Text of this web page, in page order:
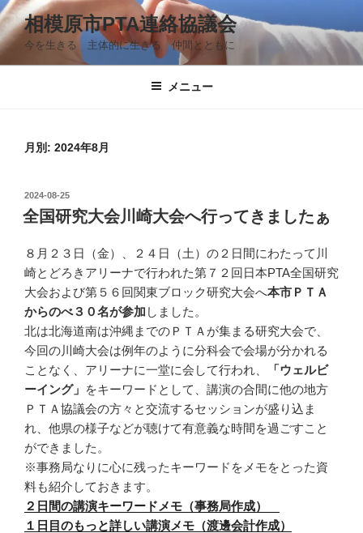
コ
ン
テ
ン
相模原市PTA連絡協議会
今を生きる 主体的に生きる 仲間とともに
メニュー
月別: 2024年8月
投
稿
日:
2024-08-25
全国研究大会川崎大会へ行ってきましたぁ
８月２３日（金）、２４日（土）の２日間にわたって川
崎とどろきアリーナで行われた第７２回日本PTA全国研究
大会および第５６回関東ブロック研究大会へ本市ＰＴＡ
からのべ３０名が参加 しました。
北は北海道南は沖縄までのＰＴＡが集まる研究大会で、
今回の川崎大会は例年のように分科会で会場が分かれる
ことなく、アリーナに一堂に会して行われ、
「ウェルビ
ーイング」 をキーワードとして、講演の合間に他の地方
ＰＴＡ協議会の方々と交流するセッションが盛り込ま
れ、他県の様子などが聴けて有意義な時間を過ごすこと
ができました。
※事務局なりに心に残ったキーワードをメモをとった資
料も紹介しておきます。
２日間の講演キーワードメモ（事務局作成）
１日目のもっと詳しい講演メモ（渡邊会計作成）